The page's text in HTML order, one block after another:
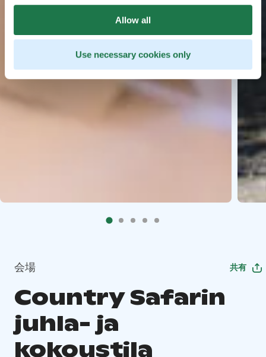
Allow all
Use necessary cookies only
会場 共有
Country Safarin
juhla- ja
kokoustila